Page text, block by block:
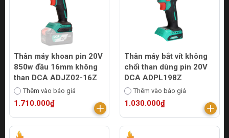
Thân máy khoan pin 20V
850w đầu 16mm không
than DCA ADJZ02-16Z
Thêm vào báo giá
1.710.000₫
Thân máy bắt vít không
chổi than dùng pin 20V
DCA ADPL198Z
Thêm vào báo giá
1.030.000₫